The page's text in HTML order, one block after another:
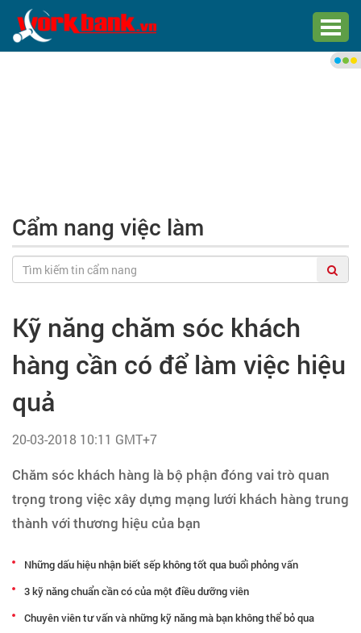
Trang chủ
Việc làm mới nhất
Tìm việc làm
Tạo hồ sơ
Cẩm nang việc làm
Bạn cần tuyển người
Nhà tuyển dụng
Cẩm nang việc làm
Kỹ năng chăm sóc khách
hàng cần có để làm việc hiệu
quả
20-03-2018 10:11 GMT+7
Chăm sóc khách hàng là bộ phận đóng vai trò quan
trọng trong việc xây dựng mạng lưới khách hàng trung
thành với thương hiệu của bạn
Những dấu hiệu nhận biết sếp không tốt qua buổi phỏng vấn
3 kỹ năng chuẩn cần có của một điều dưỡng viên
Chuyên viên tư vấn và những kỹ năng mà bạn không thể bỏ qua